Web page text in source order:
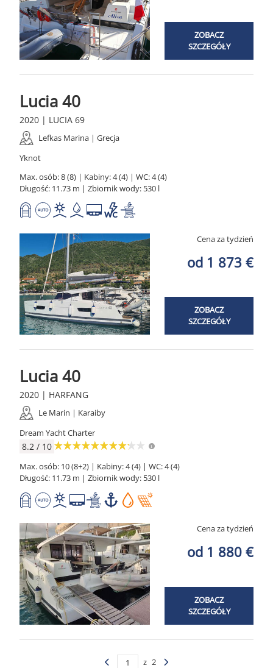
ZOBACZ
SZCZEGÓŁY
Lucia 40
2020 | LUCIA 69
Lefkas Marina | Grecja
Yknot
Max. osób: 8 (8) | Kabiny: 4 (4) | WC: 4 (4)
Długość: 11.73 m | Zbiornik wody: 530 l
Cena za tydzień
od 1 873 €
ZOBACZ
SZCZEGÓŁY
Lucia 40
2020 | HARFANG
Le Marin | Karaiby
Dream Yacht Charter
8.2 / 10
Max. osób: 10 (8+2) | Kabiny: 4 (4) | WC: 4 (4)
Długość: 11.73 m | Zbiornik wody: 530 l
Cena za tydzień
od 1 880 €
ZOBACZ
SZCZEGÓŁY
z 2